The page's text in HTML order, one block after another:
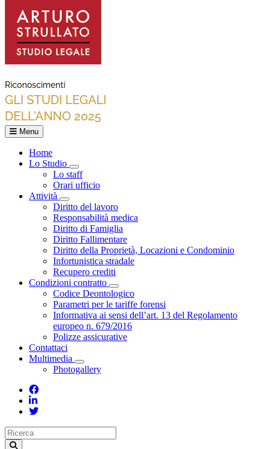
Menu
Home
Lo Studio
Toggle Dropdown
Lo staff
Orari ufficio
Attività
Toggle Dropdown
Diritto del lavoro
Responsabilità medica
Diritto di Famiglia
Diritto Fallimentare
Diritto della Proprietà, Locazioni e Condominio
Infortunistica stradale
Recupero crediti
Condizioni contratto
Toggle Dropdown
Codice Deontologico
Parametri per le tariffe forensi
Informativa ai sensi dell’art. 13 del Regolamento
europeo n. 679/2016
Polizze assicurative
Contattaci
Multimedia
Toggle Dropdown
Photogallery